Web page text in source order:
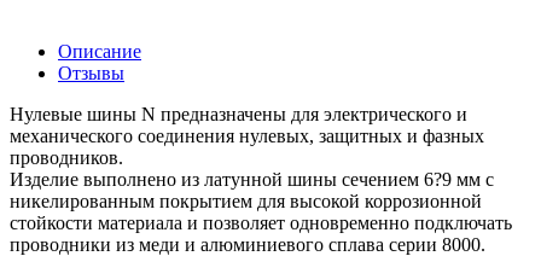
Описание
Отзывы
Нулевые шины N предназначены для электрического и
механического соединения нулевых, защитных и фазных
проводников.
Изделие выполнено из латунной шины сечением 6?9 мм с
никелированным покрытием для высокой коррозионной
стойкости материала и позволяет одновременно подключать
проводники из меди и алюминиевого сплава серии 8000.